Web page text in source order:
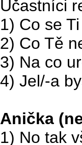
Účastníci
1) Co se
2) Co Tě
3) Na co
4) Jel/-a
Anička
1) No tak